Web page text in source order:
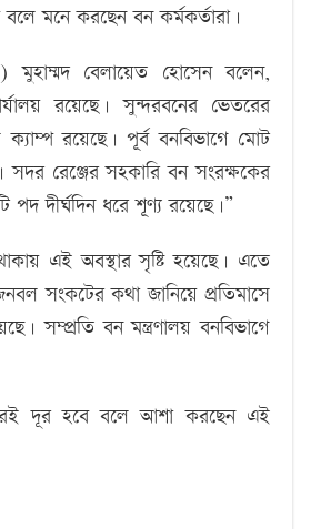
মনে করছেন বন কর্মকর্তারা।
মুহাম্মদ বেলায়েত হোসেন বলেন,
রয়েছে। সুন্দরবনের ভেতরের
রয়েছে। পূর্ব বনবিভাগে মোট
রেঞ্জের সহকারি বন সংরক্ষকের
দীর্ঘদিন ধরে শূণ্য রয়েছে।”
এই অবস্থার সৃষ্টি হয়েছে। এতে
সংকটের কথা জানিয়ে প্রতিমাসে
সম্প্রতি বন মন্ত্রণালয় বনবিভাগে
দূর হবে বলে আশা করছেন এই